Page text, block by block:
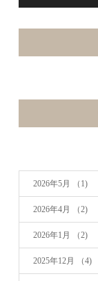
2026年5月 （1)
2026年4月 （2)
2026年1月 （2)
2025年12月 （4)